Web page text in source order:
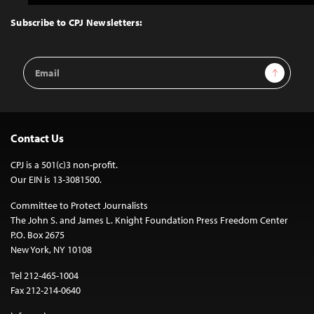
Top
Subscribe to CPJ Newsletters:
Email
Address
Sign Up
Contact Us
CPJ is a 501(c)3 non-profit.
Our EIN is 13-3081500.
Committee to Protect Journalists
The John S. and James L. Knight Foundation Press Freedom Center
P.O. Box 2675
New York, NY 10108
Tel 212-465-1004
Fax 212-214-0640